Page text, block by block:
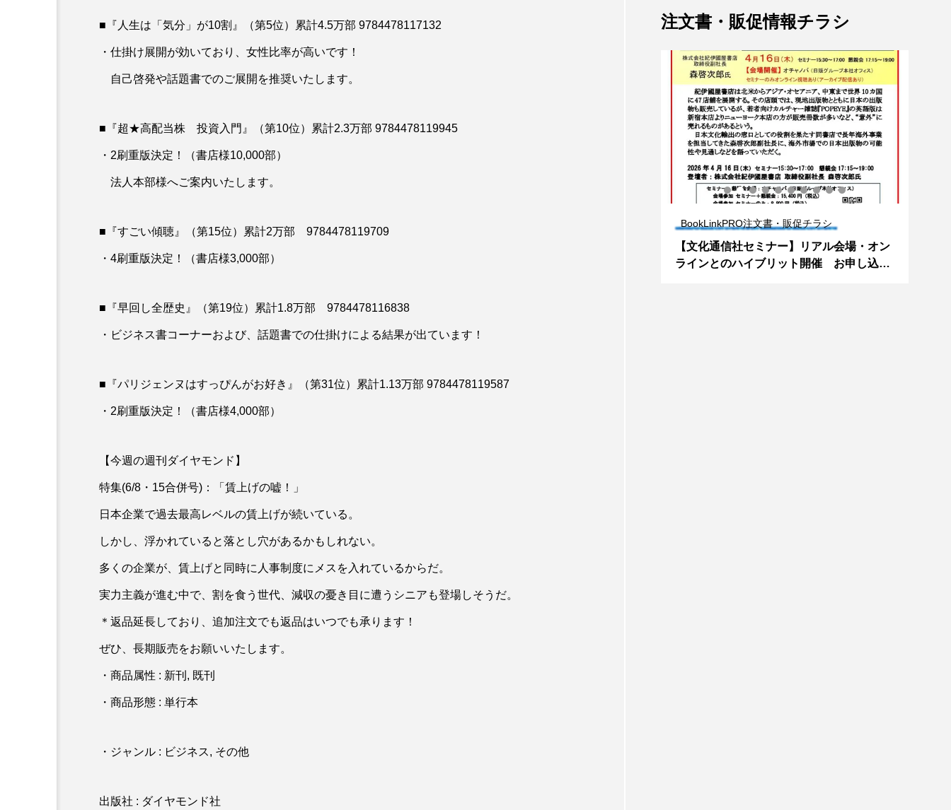
■『人生は「気分」が10割』（第5位）累計4.5万部 9784478117132
・仕掛け展開が効いており、女性比率が高いです！
自己啓発や話題書でのご展開を推奨いたします。
■『超★高配当株 投資入門』（第10位）累計2.3万部 9784478119945
・2刷重版決定！（書店様10,000部）
法人本部様へご案内いたします。
■『すごい傾聴』（第15位）累計2万部 9784478119709
・4刷重版決定！（書店様3,000部）
■『早回し全歴史』（第19位）累計1.8万部 9784478116838
・ビジネス書コーナーおよび、話題書での仕掛けによる結果が出ています！
■『パリジェンヌはすっぴんがお好き』（第31位）累計1.13万部 9784478119587
・2刷重版決定！（書店様4,000部）
【今週の週刊ダイヤモンド】
特集(6/8・15合併号)：「賃上げの嘘！」
日本企業で過去最高レベルの賃上げが続いている。
しかし、浮かれていると落とし穴があるかもしれない。
多くの企業が、賃上げと同時に人事制度にメスを入れているからだ。
実力主義が進む中で、割を食う世代、減収の憂き目に遭うシニアも登場しそうだ。
＊返品延長しており、追加注文でも返品はいつでも承ります！
ぜひ、長期販売をお願いいたします。
・商品属性 : 新刊, 既刊
・商品形態 : 単行本
・ジャンル : ビジネス, その他
出版社 : ダイヤモンド社
注文書・販促情報チラシ
BookLinkPRO注文書・販促チラシ
ぐっと減ること間違いなし！
BookLinkPRO注文書・販促チラシ
【文化通信社セミナー】リアル会場・オン
ラインとのハイブリット開催 お申し込み